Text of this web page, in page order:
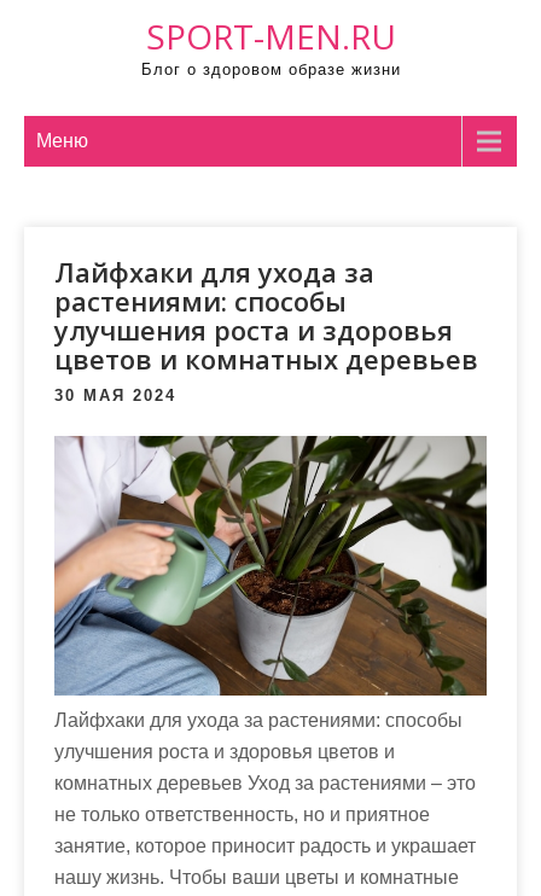
SPORT-MEN.RU
Блог о здоровом образе жизни
Меню
Лайфхаки для ухода за
растениями: способы
улучшения роста и здоровья
цветов и комнатных деревьев
30 МАЯ 2024
Лайфхаки для ухода за растениями: способы
улучшения роста и здоровья цветов и
комнатных деревьев Уход за растениями – это
не только ответственность, но и приятное
занятие, которое приносит радость и украшает
нашу жизнь. Чтобы ваши цветы и комнатные